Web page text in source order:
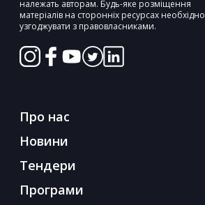
належать авторам. Будь-яке розміщення
матеріалів на сторонніх ресурсах необхідно
узгоджувати з правовласниками.
Про нас
Новини
Тендери
Програми